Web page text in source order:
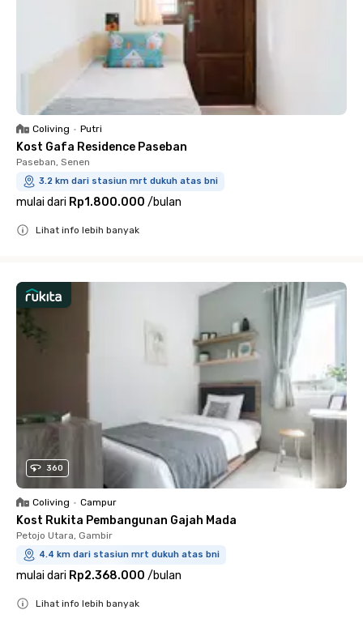
Coliving • Putri
Kost Gafa Residence Paseban
Paseban, Senen
3.2 km dari stasiun mrt dukuh atas bni
mulai dari Rp1.800.000 /bulan
Lihat info lebih banyak
360
Coliving • Campur
Kost Rukita Pembangunan Gajah Mada
Petojo Utara, Gambir
4.4 km dari stasiun mrt dukuh atas bni
mulai dari Rp2.368.000 /bulan
Lihat info lebih banyak